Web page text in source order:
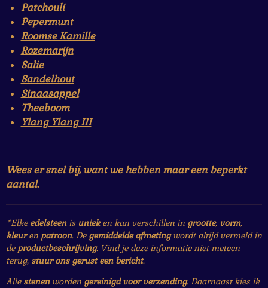
Patchouli
Pepermunt
Roomse Kamille
Rozemarijn
Salie
Sandelhout
Sinaasappel
Theeboom
Ylang Ylang III
Wees er snel bij, want we hebben maar een beperkt
aantal.
*Elke edelsteenis unieken kan verschillen in grootte, vorm,
kleuren patroon. De gemiddelde afmetingwordt altijd vermeld in
de productbeschrijving. Vind je deze informatie niet meteen
terug, stuur ons gerust een bericht.
Alle stenenworden gereinigd voor verzending. Daarnaast kies ik